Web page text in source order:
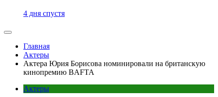
4 дня спустя
Главная
Актеры
Актера Юрия Борисова номинировали на британскую
кинопремию BAFTA
Актеры